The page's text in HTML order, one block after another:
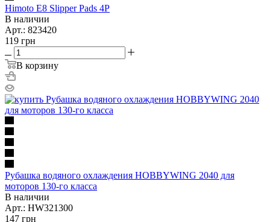
Himoto E8 Slipper Pads 4P
В наличии
Арт.: 823420
119 грн
В корзину
Рубашка водяного охлаждения HOBBYWING 2040 для
моторов 130-го класса
В наличии
Арт.: HW321300
147 грн